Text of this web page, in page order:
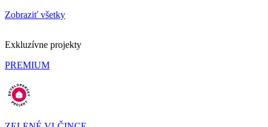
Zobraziť všetky
Exkluzívne projekty
PREMIUM